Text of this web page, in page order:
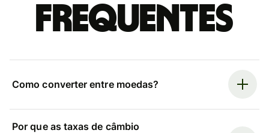
frequentes
Como converter entre moedas?
Por que as taxas de câmbio